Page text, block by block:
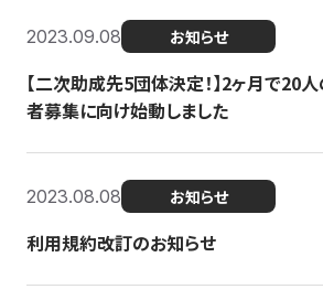
2023.09.08 お知らせ
【二次助成先5団体決定！】2ヶ月で20
者募集に向け始動しました
2023.08.08 お知らせ
利用規約改訂のお知らせ